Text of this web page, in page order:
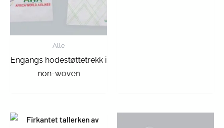
Alle
Engangs hodestøttetrekk i
non-woven